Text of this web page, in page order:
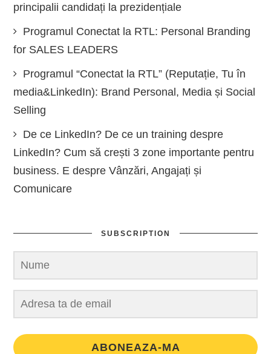
principalii candidați la prezidențiale
Programul Conectat la RTL: Personal Branding
for SALES LEADERS
Programul “Conectat la RTL” (Reputație, Tu în
media&LinkedIn): Brand Personal, Media și Social
Selling
De ce LinkedIn? De ce un training despre
LinkedIn? Cum să crești 3 zone importante pentru
business. E despre Vânzări, Angajați și
Comunicare
SUBSCRIPTION
ABONEAZA-MA